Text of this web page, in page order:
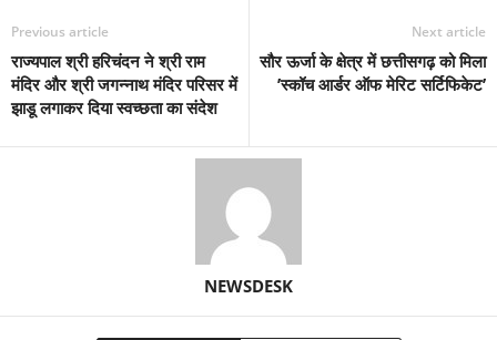
Previous article
राज्यपाल श्री हरिचंदन ने श्री राम
मंदिर और श्री जगन्नाथ मंदिर परिसर में
झाडू लगाकर दिया स्वच्छता का संदेश
Next article
सौर ऊर्जा के क्षेत्र में छत्तीसगढ़ को मिला
’स्कॉच आर्डर ऑफ मेरिट सर्टिफिकेट’
NEWSDESK